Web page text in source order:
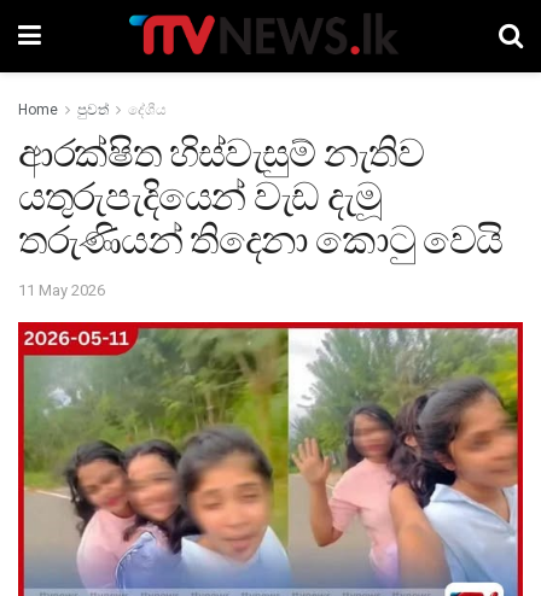
Home පුවත් දේශීය
ආරක්ෂිත හිස්වැසුම් නැතිව
යතුරුපැදියෙන් වැඩ දැමූ
තරුණියන් තිදෙනා කොටු වෙයි
11 May 2026